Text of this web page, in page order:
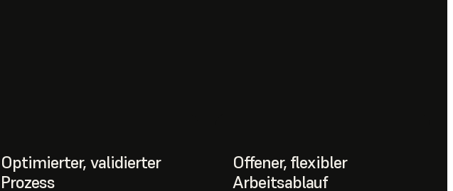
Optimierter, validierter
Prozess
Offener, flexibler
Arbeitsablauf